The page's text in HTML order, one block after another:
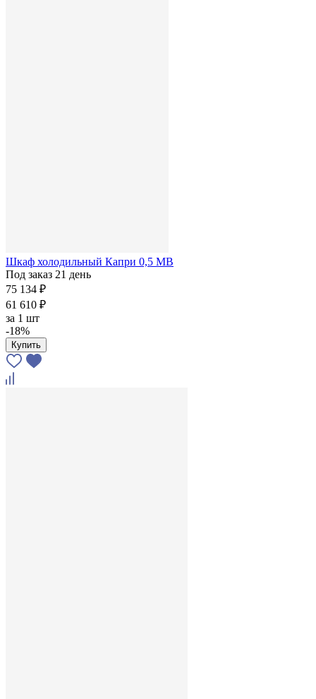
Шкаф холодильный Капри 0,5 МВ
Под заказ 21 день
75 134 ₽
61 610 ₽
за 1 шт
-18%
Купить